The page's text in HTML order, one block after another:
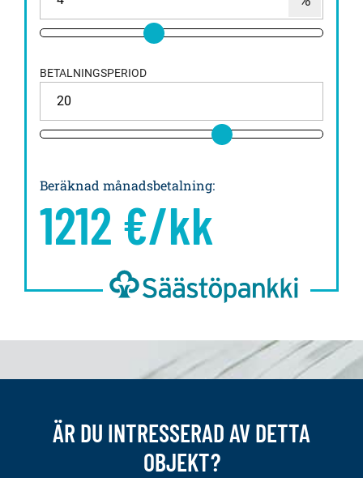
BETALNINGSPERIOD
Beräknad månadsbetalning:
1212 €/kk
ÄR DU INTRESSERAD AV DETTA
OBJEKT?